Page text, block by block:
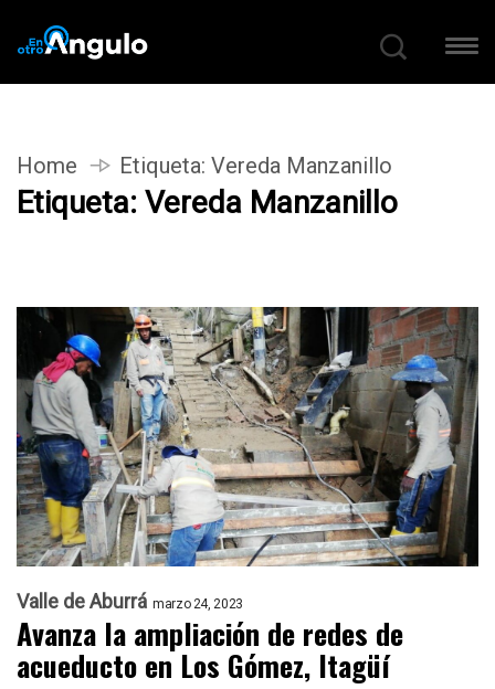
Home Etiqueta: Vereda Manzanillo
Etiqueta: Vereda Manzanillo
Valle de Aburrá marzo 24, 2023
Avanza la ampliación de redes de
acueducto en Los Gómez, Itagüí